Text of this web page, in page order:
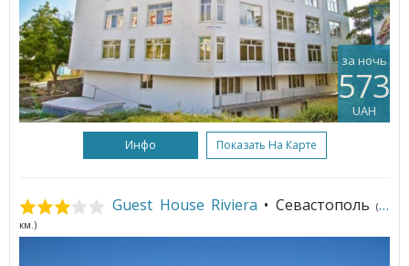
за ночь
573
UAH
Инфо Показать На Карте
Guest House Riviera • Севастополь(64
км.)